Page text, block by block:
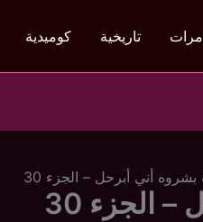
تاريخية كوميدية
بشروه أني أبرحل – الجزء 30
الجزء 30